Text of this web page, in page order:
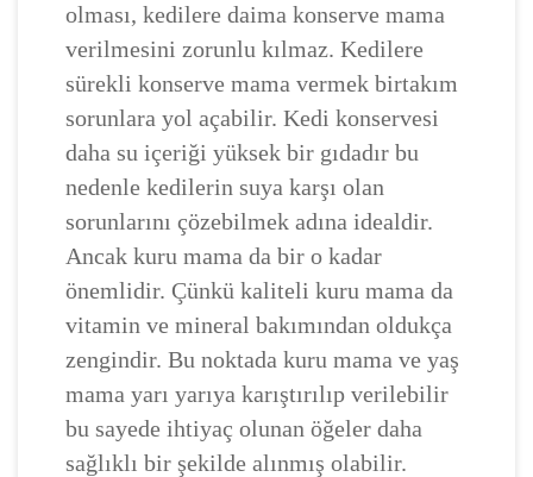
olması, kedilere daima konserve mama
verilmesini zorunlu kılmaz. Kedilere
sürekli konserve mama vermek birtakım
sorunlara yol açabilir. Kedi konservesi
daha su içeriği yüksek bir gıdadır bu
nedenle kedilerin suya karşı olan
sorunlarını çözebilmek adına idealdir.
Ancak kuru mama da bir o kadar
önemlidir. Çünkü kaliteli kuru mama da
vitamin ve mineral bakımından oldukça
zengindir. Bu noktada kuru mama ve yaş
mama yarı yarıya karıştırılıp verilebilir
bu sayede ihtiyaç olunan öğeler daha
sağlıklı bir şekilde alınmış olabilir.